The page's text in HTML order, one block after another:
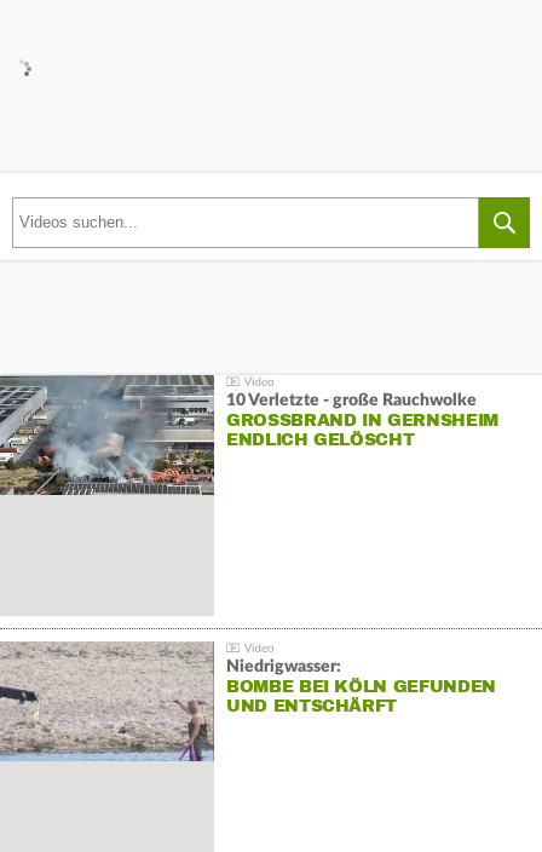
10 Verletzte - große Rauchwolke
GROSSBRAND IN GERNSHEIM E
NDLICH GELÖSCHT
Niedrigwasser:
BOMBE BEI KÖLN GEFUNDEN
UND ENTSCHÄRFT